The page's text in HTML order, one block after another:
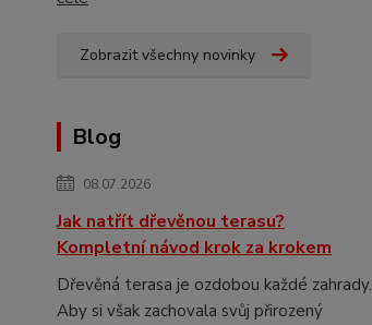
Zobrazit všechny novinky
Blog
08.07.2026
Jak natřít dřevěnou terasu?
Kompletní návod krok za krokem
Dřevěná terasa je ozdobou každé zahrady.
Aby si však zachovala svůj přirozený